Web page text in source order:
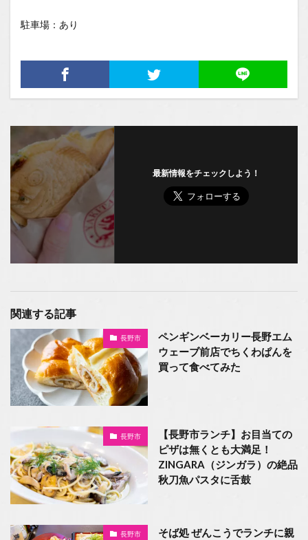
駐車場：あり
最新情報をチェックしよう！
関連する記事
長野市
ペンギンベーカリー長野エム
ウェーブ前店でちくわぱんを
買って食べてみた
長野市
【長野市ランチ】お目当ての
ピザは無くとも大満足！
ZINGARA（ジンガラ）の絶品
秋刀魚パスタに舌鼓
長野市
そば処 ぜんこうでランチに親